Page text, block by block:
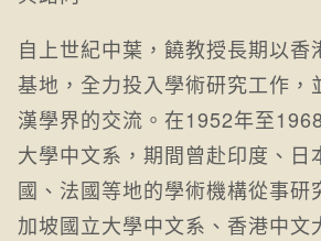
自上世紀中葉，饒教授長期以香
基地，全力投入學術研究工作，
漢學界的交流。在1952年至
大學中文系，期間曾赴印度、日
國、法國等地的學術機構從事研
加坡國立大學中文系、香港中文